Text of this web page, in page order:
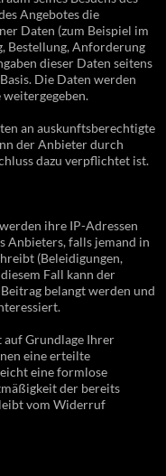
Angebotes die
Daten (zum Beispiel im
Bestellung, Anforderung
dieser Daten seitens
Die Daten werden
an auskunftsberechtigte
der Anbieter durch
dazu verpflichtet ist.
ihre IP-Adressen
Anbieters, falls jemand in
(Beleidigungen,
Fall kann der
belangt werden und
auf Grundlage Ihrer
eine erteilte
eine formlose
der bereits
vom Widerruf